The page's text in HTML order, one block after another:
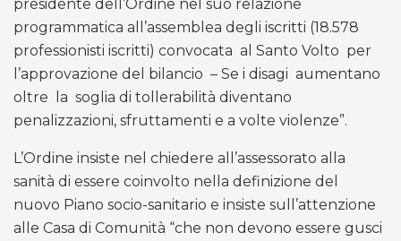
presidente dell’Ordine nel suo relazione
programmatica all’assemblea degli iscritti (18.578
professionisti iscritti) convocata al Santo Volto per
l’approvazione del bilancio – Se i disagi aumentano
oltre
la soglia di tollerabilità diventano
penalizzazioni, sfruttamenti e a volte violenze”.
L’Ordine insiste nel chiedere all’assessorato alla
sanità di essere coinvolto nella definizione del
nuovo Piano socio-sanitario e insiste sull’attenzione
alle Casa di Comunità “che non devono essere gusci